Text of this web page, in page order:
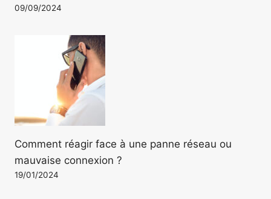
09/09/2024
Comment réagir face à une panne réseau ou
mauvaise connexion ?
19/01/2024